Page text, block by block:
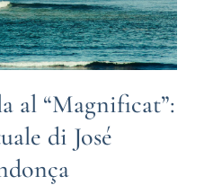
al “Magnificat”:
di José